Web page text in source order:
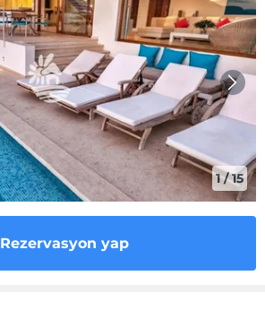
1/15
Rezervasyon yap